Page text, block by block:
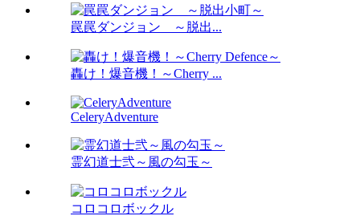
罠罠ダンジョン ～脱出...
轟け！爆音機！～Cherry ...
CeleryAdventure
霊幻道士弐～風の勾玉～
コロコロボックル